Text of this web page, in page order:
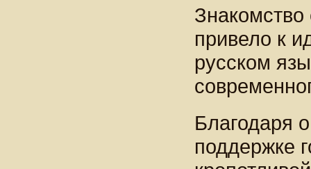
привело к
русском
Благодаря
поддержке